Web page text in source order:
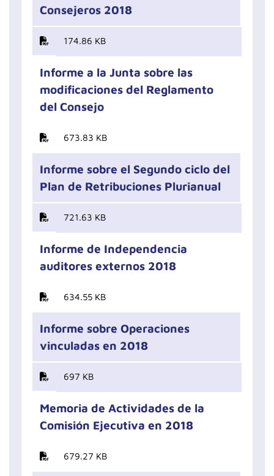
Consejeros 2018
174.86 KB
Informe a la Junta sobre las
modificaciones del Reglamento
del Consejo
673.83 KB
Informe sobre el Segundo ciclo del
Plan de Retribuciones Plurianual
721.63 KB
Informe de Independencia
auditores externos 2018
634.55 KB
Informe sobre Operaciones
vinculadas en 2018
697 KB
Memoria de Actividades de la
Comisión Ejecutiva en 2018
679.27 KB